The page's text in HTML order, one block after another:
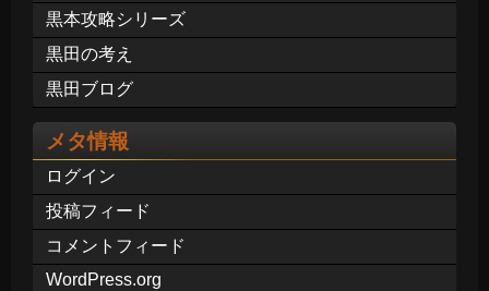
黒本攻略シリーズ
黒田の考え
黒田ブログ
メタ情報
ログイン
投稿フィード
コメントフィード
WordPress.org